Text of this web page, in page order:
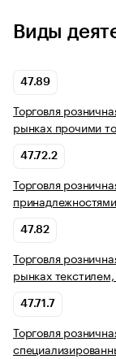
Виды
47.89
Торговля
рынках прочими
47.72.2
Торговля
47.82
Торговля
рынках
47.71.7
Торговля